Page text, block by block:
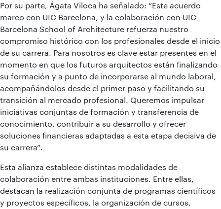
Por su parte, Ágata Viloca ha señalado: “Este acuerdo
marco con UIC Barcelona, y la colaboración con UIC
Barcelona School of Architecture refuerza nuestro
compromiso histórico con los profesionales desde el inicio
de su carrera. Para nosotros es clave estar presentes en el
momento en que los futuros arquitectos están finalizando
su formación y a punto de incorporarse al mundo laboral,
acompañándolos desde el primer paso y facilitando su
transición al mercado profesional. Queremos impulsar
iniciativas conjuntas de formación y transferencia de
conocimiento, contribuir a su desarrollo y ofrecer
soluciones financieras adaptadas a esta etapa decisiva de
su carrera”.
Esta alianza establece distintas modalidades de
colaboración entre ambas instituciones. Entre ellas,
destacan la realización conjunta de programas científicos
y proyectos específicos, la organización de cursos,